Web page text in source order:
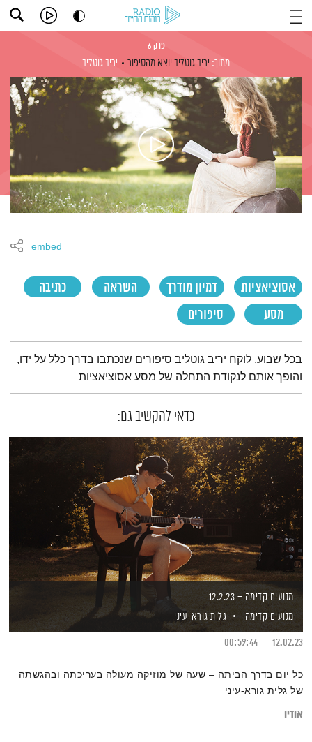
פרק 6
מתוך: יריב גוטליב יוצא מהסיפור יריב גוטליב
אסוציאציות דמיון מודרך השראה
כתיבה
מסע
סיפורים
embed
תמצית הפודקאסט
בכל שבוע, לוקח יריב גוטליב סיפורים שנכתבו בדרך כלל על ידו,
והופך אותם לנקודת התחלה של מסע אסוציאציות
כדאי להקשיב גם:
מנועים קדימה – 12.2.23
מנועים קדימה
גלית גורא-עיני
12.02.23
00:59:44
כל יום בדרך הביתה – שעה של מוזיקה מעולה בעריכתה ובהגשתה
של גלית גורא-עיני
אודיו